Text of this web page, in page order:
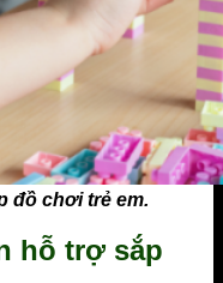
đồ chơi trẻ em.
hỗ trợ sắp